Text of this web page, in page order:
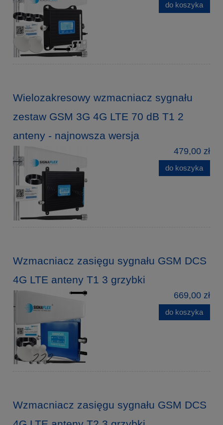
do koszyka
Wielozakresowy wzmacniacz sygnału
zestaw GSM 3G 4G LTE 70 dB T1 2
anteny - najnowsza wersja
479,00 zł
do koszyka
Wzmacniacz zasięgu sygnału GSM DCS
4G LTE anteny T1 3 grzybki
669,00 zł
do koszyka
Wzmacniacz zasięgu sygnału GSM DCS